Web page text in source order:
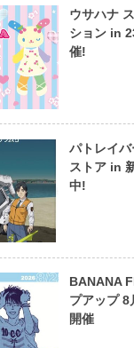
ウサハナ
ション in
催!
パトレイ
ストア in
中!
BANANA
プアップ 8
開催